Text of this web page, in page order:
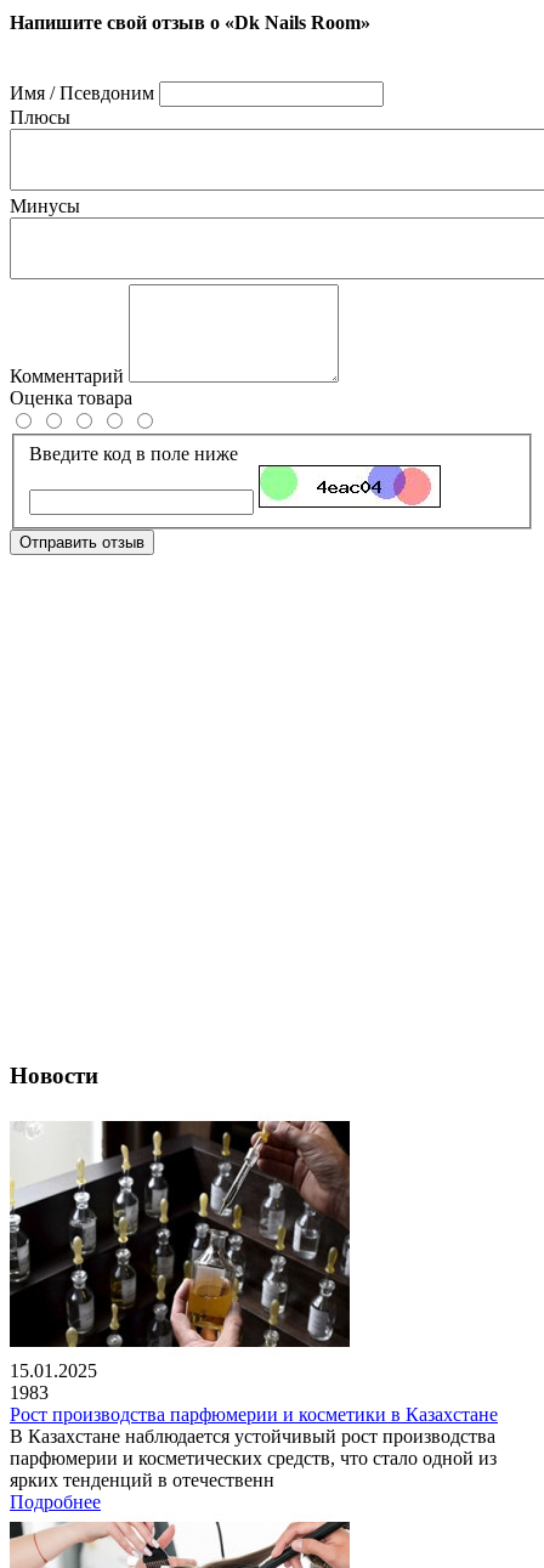
Напишите свой отзыв о «Dk Nails Room»
Имя / Псевдоним
Плюсы
Минусы
Комментарий
Оценка товара
Введите код в поле ниже
Отправить отзыв
Новости
15.01.2025
1983
Рост производства парфюмерии и косметики в Казахстане
В Казахстане наблюдается устойчивый рост производства
парфюмерии и косметических средств, что стало одной из
ярких тенденций в отечественн
Подробнее